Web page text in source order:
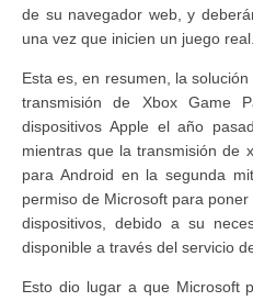
de su navegador web, y
una vez que inicien un juego real.
Esta es, en resumen, la
transmisión de Xbox Game
dispositivos Apple el año
mientras que la transmisión de
para Android en la segunda
permiso de Microsoft para
dispositivos, debido a su
disponible a través del servicio
Esto dio lugar a que Microsoft